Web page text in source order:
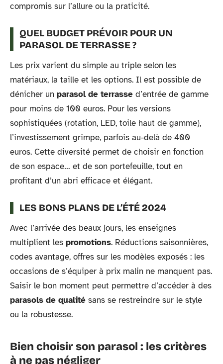
compromis sur l’allure ou la praticité.
QUEL BUDGET PRÉVOIR POUR UN
PARASOL DE TERRASSE ?
Les prix varient du simple au triple selon les
matériaux, la taille et les options. Il est possible de
dénicher un parasol de terrasse d’entrée de gamme
pour moins de 100 euros. Pour les versions
sophistiquées (rotation, LED, toile haut de gamme),
l’investissement grimpe, parfois au-delà de 400
euros. Cette diversité permet de choisir en fonction
de son espace… et de son portefeuille, tout en
profitant d’un abri efficace et élégant.
LES BONS PLANS DE L’ÉTÉ 2024
Avec l’arrivée des beaux jours, les enseignes
multiplient les promotions. Réductions saisonnières,
codes avantage, offres sur les modèles exposés : les
occasions de s’équiper à prix malin ne manquent pas.
Saisir le bon moment peut permettre d’accéder à des
parasols de qualité sans se restreindre sur le style
ou la robustesse.
Bien choisir son parasol : les critères
à ne pas négliger